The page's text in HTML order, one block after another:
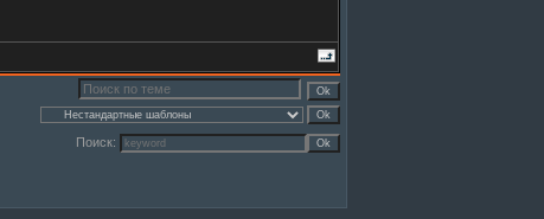
Поиск: